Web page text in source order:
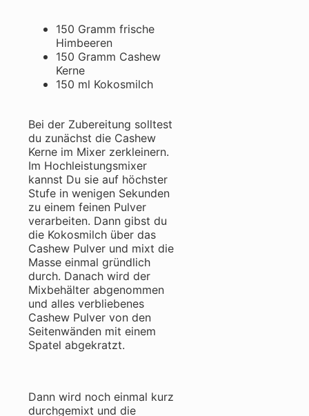
150 Gramm frische
Himbeeren
150 Gramm Cashew
Kerne
150 ml Kokosmilch
Bei der Zubereitung solltest
du zunächst die Cashew
Kerne im Mixer zerkleinern.
Im Hochleistungsmixer
kannst Du sie auf höchster
Stufe in wenigen Sekunden
zu einem feinen Pulver
verarbeiten. Dann gibst du
die Kokosmilch über das
Cashew Pulver und mixt die
Masse einmal gründlich
durch. Danach wird der
Mixbehälter abgenommen
und alles verbliebenes
Cashew Pulver von den
Seitenwänden mit einem
Spatel abgekratzt.
Dann wird noch einmal kurz
durchgemixt und die